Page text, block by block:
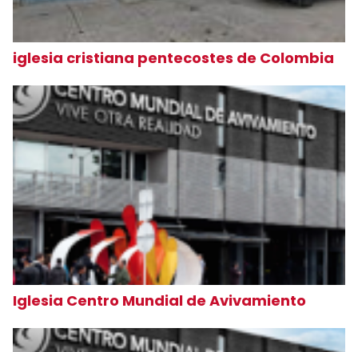
iglesia cristiana pentecostes de Colombia
Iglesia Centro Mundial de Avivamiento